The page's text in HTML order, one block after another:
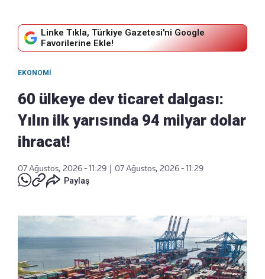
Linke Tıkla, Türkiye Gazetesi'ni Google
Favorilerine Ekle!
EKONOMI
60 ülkeye dev ticaret dalgası:
Yılın ilk yarısında 94 milyar dolar
ihracat!
07 Ağustos, 2026 - 11:29 | 07 Ağustos, 2026 - 11:29
Paylaş